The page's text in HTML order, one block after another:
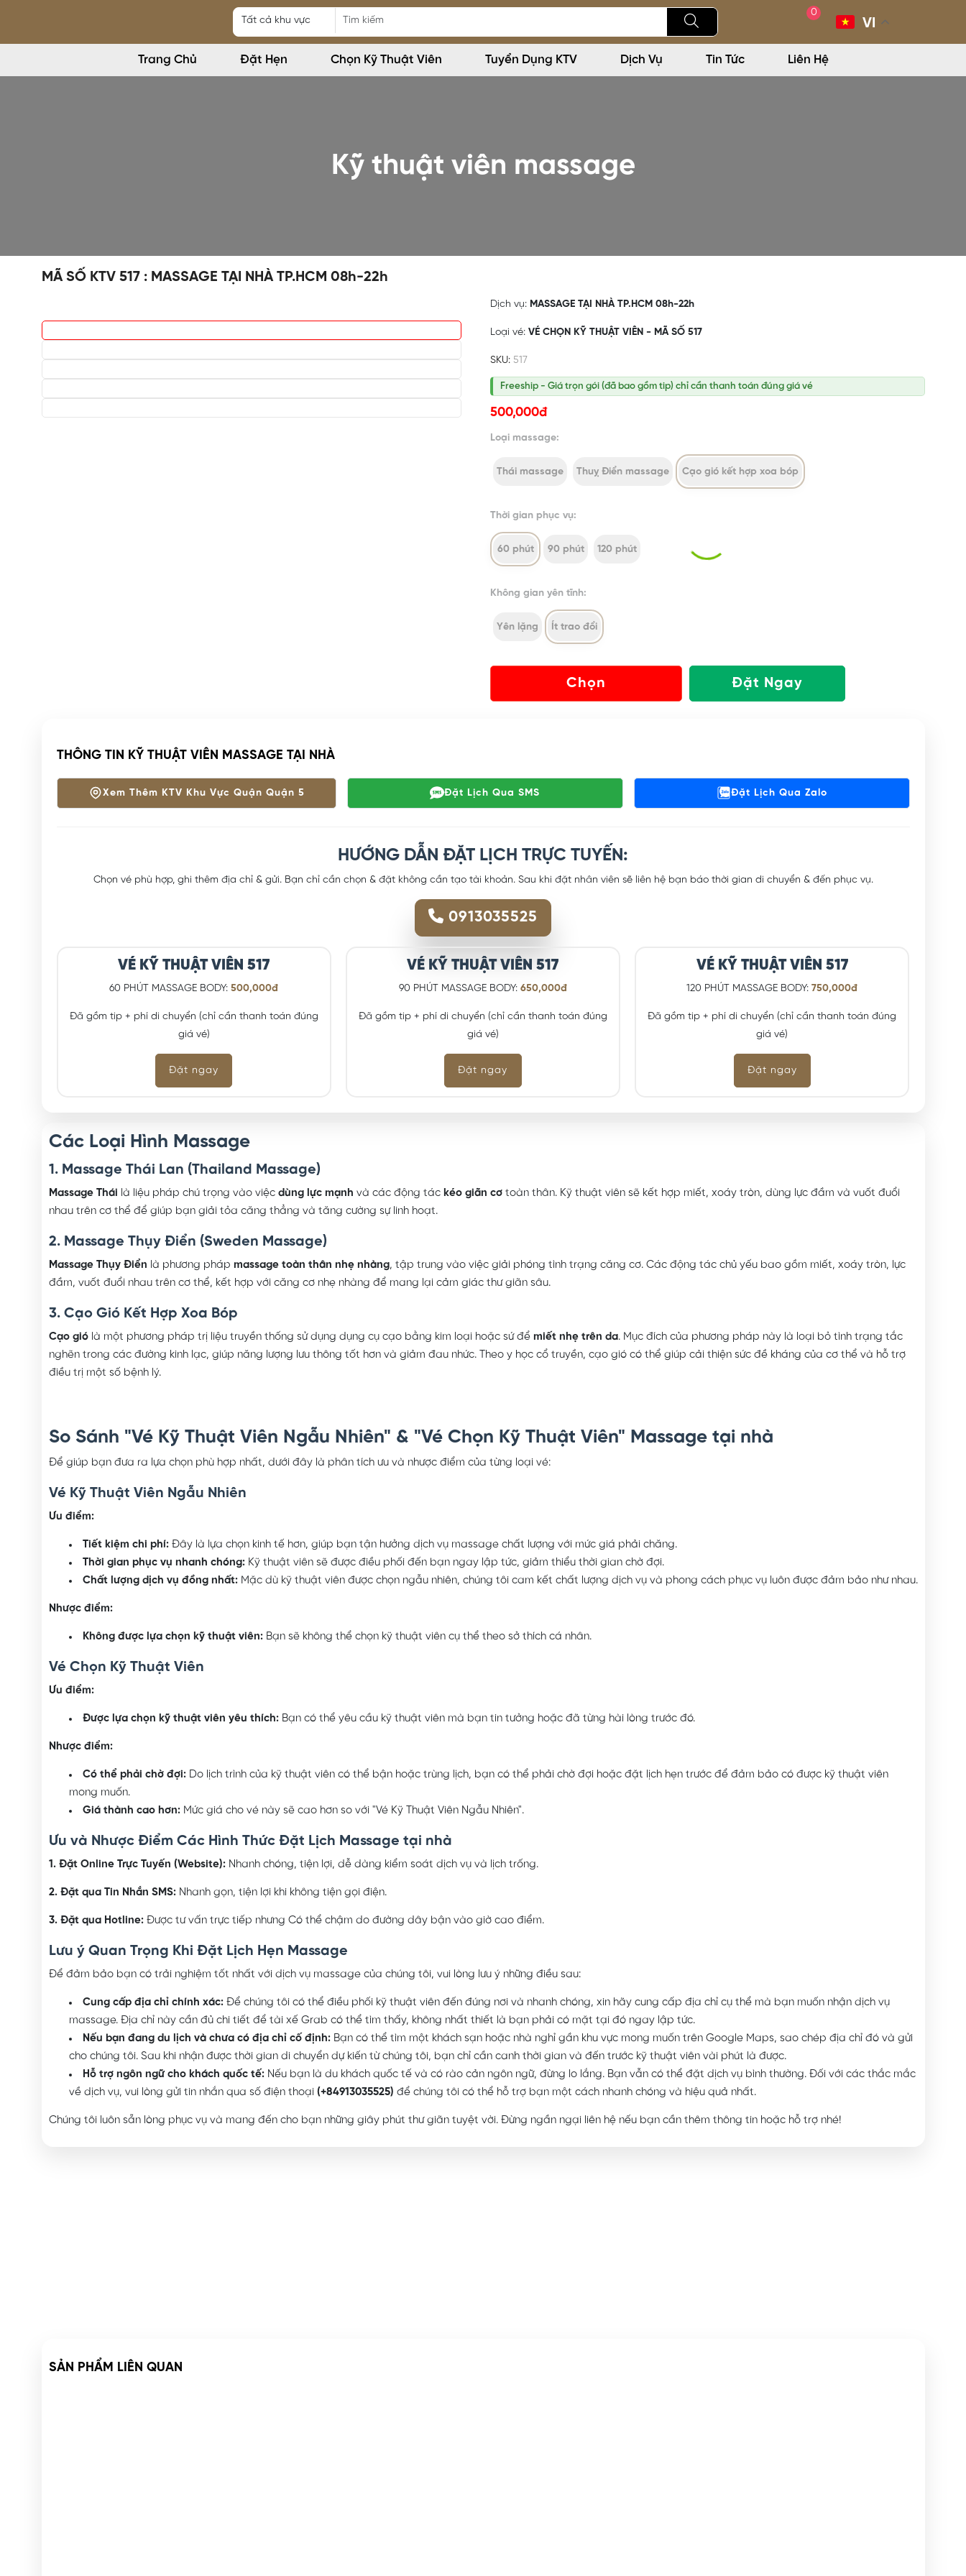
0
VI
Trang Chủ Đặt Hẹn Chọn Kỹ Thuật Viên Tuyển Dụng KTV Dịch Vụ Tin Tức Liên Hệ
Kỹ thuật viên massage
MÃ SỐ KTV 517 : MASSAGE TẠI NHÀ TP.HCM 08h-22h
Dịch vụ: MASSAGE TẠI NHÀ TP.HCM 08h-22h
Loại vé: VÉ CHỌN KỸ THUẬT VIÊN - MÃ SỐ 517
SKU: 517
Freeship - Giá trọn gói (đã bao gồm tip) chỉ cần thanh toán đúng giá vé
500,000đ
Loại massage:
Thái massage Thuỵ Điển massage Cạo gió kết hợp xoa bóp
Thời gian phục vụ:
60 phút 90 phút 120 phút
Không gian yên tĩnh:
Yên lặng Ít trao đổi
Chọn Đặt Ngay
THÔNG TIN KỸ THUẬT VIÊN MASSAGE TẠI NHÀ
Xem Thêm KTV Khu Vực Quận Quận 5 Đặt Lịch Qua SMS Đặt Lịch Qua Zalo
HƯỚNG DẪN ĐẶT LỊCH TRỰC TUYẾN:
Chọn vé phù hợp, ghi thêm địa chỉ & gửi. Bạn chỉ cần chọn & đặt không cần tạo tài khoản. Sau khi đặt nhân viên sẽ liên hệ bạn báo thời gian di chuyển & đến phục vụ.
0913035525
VÉ KỸ THUẬT VIÊN 517
60 PHÚT MASSAGE BODY:500,000đ
Đã gồm tip + phí di chuyển (chỉ cần thanh toán đúng
giá vé)
Đặt ngay
VÉ KỸ THUẬT VIÊN 517
90 PHÚT MASSAGE BODY: 650,000đ
Đã gồm tip + phí di chuyển (chỉ cần thanh toán đúng
giá vé)
Đặt ngay
VÉ KỸ THUẬT VIÊN 517
120 PHÚT MASSAGE BODY:750,000đ
Đã gồm tip + phí di chuyển (chỉ cần thanh toán đúng
giá vé)
Đặt ngay
Các Loại Hình Massage
1. Massage Thái Lan (Thailand Massage)
Massage Thái là liệu pháp chú trọng vào việc dùng lực mạnh và các động tác kéo giãn cơtoàn thân. Kỹ thuật viên sẽ kết hợp miết, xoáy tròn, dùng lực đầm và vuốt đuổi
nhau trên cơ thể để giúp bạn giải tỏa căng thẳng và tăng cường sự linh hoạt.
2. Massage Thụy Điển (Sweden Massage)
Massage Thụy Điển là phương pháp massage toàn thân nhẹ nhàng, tập trung vào việc giải phóng tình trạng căng cơ. Các động tác chủ yếu bao gồm miết, xoáy tròn, lực
đầm, vuốt đuổi nhau trên cơ thể, kết hợp với căng cơ nhẹ nhàng để mang lại cảm giác thư giãn sâu.
3. Cạo Gió Kết Hợp Xoa Bóp
Cạo giólà một phương pháp trị liệu truyền thống sử dụng dụng cụ cạo bằng kim loại hoặc sứ để miết nhẹ trên da. Mục đích của phương pháp này là loại bỏ tình trạng tắc
nghẽn trong các đường kinh lạc, giúp năng lượng lưu thông tốt hơn và giảm đau nhức. Theo y học cổ truyền, cạo gió có thể giúp cải thiện sức đề kháng của cơ thể và hỗ trợ
điều trị một số bệnh lý.
So Sánh "Vé Kỹ Thuật Viên Ngẫu Nhiên" & "Vé Chọn Kỹ Thuật Viên" Massage tại nhà
Để giúp bạn đưa ra lựa chọn phù hợp nhất, dưới đây là phân tích ưu và nhược điểm của từng loại vé:
Vé Kỹ Thuật Viên Ngẫu Nhiên
Ưu điểm:
Tiết kiệm chi phí:Đây là lựa chọn kinh tế hơn, giúp bạn tận hưởng dịch vụ massage chất lượng với mức giá phải chăng.
Thời gian phục vụ nhanh chóng:Kỹ thuật viên sẽ được điều phối đến bạn ngay lập tức, giảm thiểu thời gian chờ đợi.
Chất lượng dịch vụ đồng nhất:Mặc dù kỹ thuật viên được chọn ngẫu nhiên, chúng tôi cam kết chất lượng dịch vụ và phong cách phục vụ luôn được đảm bảo như nhau.
Nhược điểm:
Không được lựa chọn kỹ thuật viên:Bạn sẽ không thể chọn kỹ thuật viên cụ thể theo sở thích cá nhân.
Vé Chọn Kỹ Thuật Viên
Ưu điểm:
Được lựa chọn kỹ thuật viên yêu thích:Bạn có thể yêu cầu kỹ thuật viên mà bạn tin tưởng hoặc đã từng hài lòng trước đó.
Nhược điểm:
Có thể phải chờ đợi:Do lịch trình của kỹ thuật viên có thể bận hoặc trùng lịch, bạn có thể phải chờ đợi hoặc đặt lịch hẹn trước để đảm bảo có được kỹ thuật viên
mong muốn.
Giá thành cao hơn:Mức giá cho vé này sẽ cao hơn so với "Vé Kỹ Thuật Viên Ngẫu Nhiên".
Ưu và Nhược Điểm Các Hình Thức Đặt Lịch Massage tại nhà
1. Đặt Online Trực Tuyến (Website):Nhanh chóng, tiện lợi, dễ dàng kiểm soát dịch vụ và lịch trống.
2. Đặt qua Tin Nhắn SMS:Nhanh gọn, tiện lợi khi không tiện gọi điện.
3. Đặt qua Hotline:Được tư vấn trực tiếp nhưng Có thể chậm do đường dây bận vào giờ cao điểm.
Lưu ý Quan Trọng Khi Đặt Lịch Hẹn Massage
Để đảm bảo bạn có trải nghiệm tốt nhất với dịch vụ massage của chúng tôi, vui lòng lưu ý những điều sau:
Cung cấp địa chỉ chính xác:Để chúng tôi có thể điều phối kỹ thuật viên đến đúng nơi và nhanh chóng, xin hãy cung cấp địa chỉ cụ thể mà bạn muốn nhận dịch vụ
massage. Địa chỉ này cần đủ chi tiết để tài xế Grab có thể tìm thấy, không nhất thiết là bạn phải có mặt tại đó ngay lập tức.
Nếu bạn đang du lịch và chưa có địa chỉ cố định:Bạn có thể tìm một khách sạn hoặc nhà nghỉ gần khu vực mong muốn trên Google Maps, sao chép địa chỉ đó và gửi
cho chúng tôi. Sau khi nhận được thời gian di chuyển dự kiến từ chúng tôi, bạn chỉ cần canh thời gian và đến trước kỹ thuật viên vài phút là được.
Hỗ trợ ngôn ngữ cho khách quốc tế:Nếu bạn là du khách quốc tế và có rào cản ngôn ngữ, đừng lo lắng. Bạn vẫn có thể đặt dịch vụ bình thường. Đối với các thắc mắc
về dịch vụ, vui lòng gửi tin nhắn qua số điện thoại (+84913035525) để chúng tôi có thể hỗ trợ bạn một cách nhanh chóng và hiệu quả nhất.
Chúng tôi luôn sẵn lòng phục vụ và mang đến cho bạn những giây phút thư giãn tuyệt vời. Đừng ngần ngại liên hệ nếu bạn cần thêm thông tin hoặc hỗ trợ nhé!
SẢN PHẨM LIÊN QUAN